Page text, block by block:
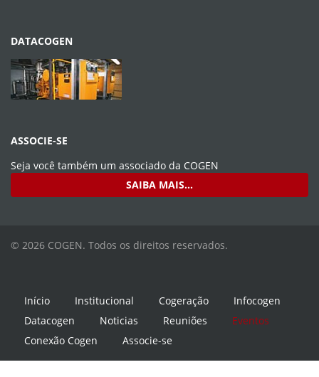
DATACOGEN
ASSOCIE-SE
Seja você também um associado da COGEN
SAIBA MAIS...
© 2026 COGEN. Todos os direitos reservados.
Início Institucional Cogeração
Infocogen
Datacogen
Noticias Reuniões
Eventos
Conexão Cogen
Associe-se